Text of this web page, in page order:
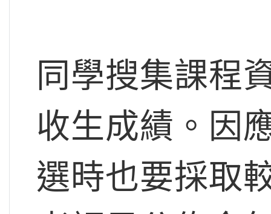
同學搜集課程
收生成績。因
選時也要採取